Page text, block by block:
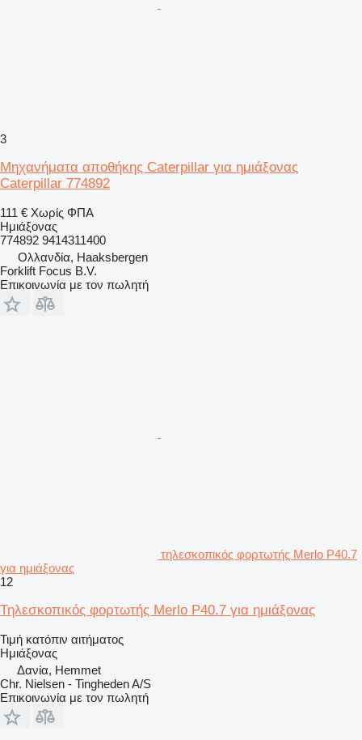
3
Μηχανήματα αποθήκης Caterpillar για ημιάξονας
Caterpillar 774892
111 € Χωρίς ΦΠΑ
Ημιάξονας
774892 9414311400
Ολλανδία, Haaksbergen
Forklift Focus B.V.
Επικοινωνία με τον πωλητή
τηλεσκοπικός φορτωτής Merlo P40.7
για ημιάξονας
12
Τηλεσκοπικός φορτωτής Merlo P40.7 για ημιάξονας
Τιμή κατόπιν αιτήματος
Ημιάξονας
Δανία, Hemmet
Chr. Nielsen - Tingheden A/S
Επικοινωνία με τον πωλητή